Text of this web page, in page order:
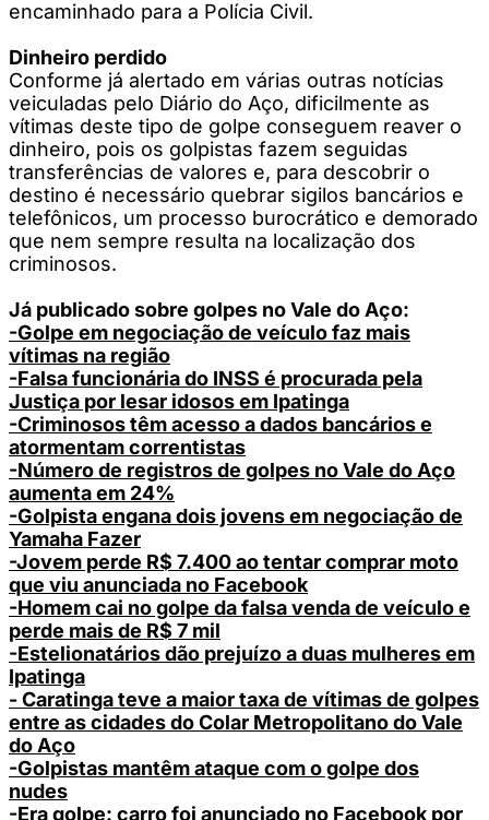
encaminhado para a Polícia Civil.
Dinheiro perdido
Conforme já alertado em várias outras notícias
veiculadas pelo Diário do Aço, dificilmente as
vítimas deste tipo de golpe conseguem reaver o
dinheiro, pois os golpistas fazem seguidas
transferências de valores e, para descobrir o
destino é necessário quebrar sigilos bancários e
telefônicos, um processo burocrático e demorado
que nem sempre resulta na localização dos
criminosos.
Já publicado sobre golpes no Vale do Aço:
-Golpe em negociação de veículo faz mais
vítimas na região
-Falsa funcionária do INSS é procurada pela
Justiça por lesar idosos em Ipatinga
-Criminosos têm acesso a dados bancários e
atormentam correntistas
-Número de registros de golpes no Vale do Aço
aumenta em 24%
-Golpista engana dois jovens em negociação de
Yamaha Fazer
-Jovem perde R$ 7.400 ao tentar comprar moto
que viu anunciada no Facebook
-Homem cai no golpe da falsa venda de veículo e
perde mais de R$ 7 mil
-Estelionatários dão prejuízo a duas mulheres em
Ipatinga
- Caratinga teve a maior taxa de vítimas de golpes
entre as cidades do Colar Metropolitano do Vale
do Aço
-Golpistas mantêm ataque com o golpe dos
nudes
-Era golpe: carro foi anunciado no Facebook por